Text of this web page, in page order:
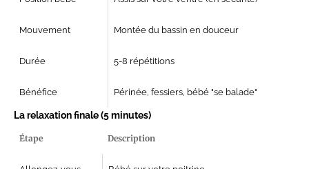
Mouvement Montée du bassin en douceur
Durée 5-8 répétitions
Bénéfice Périnée, fessiers, bébé "se balade"
La relaxation finale (5 minutes)
Étape Description